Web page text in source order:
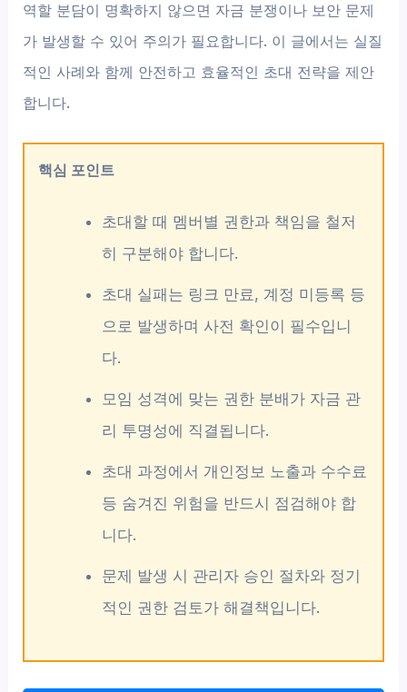
역할 분담이 명확하지 않으면 자금 분쟁이나 보안 문제
가 발생할 수 있어 주의가 필요합니다. 이 글에서는 실질
적인 사례와 함께 안전하고 효율적인 초대 전략을 제안
합니다.
핵심 포인트
초대할 때 멤버별 권한과 책임을 철저
히 구분해야 합니다.
초대 실패는 링크 만료, 계정 미등록 등
으로 발생하며 사전 확인이 필수입니
다.
모임 성격에 맞는 권한 분배가 자금 관
리 투명성에 직결됩니다.
초대 과정에서 개인정보 노출과 수수료
등 숨겨진 위험을 반드시 점검해야 합
니다.
문제 발생 시 관리자 승인 절차와 정기
적인 권한 검토가 해결책입니다.